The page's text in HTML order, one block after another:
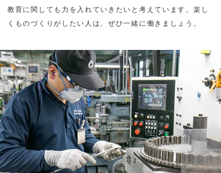
教育に関しても力を入れていきたいと考えています。楽し
くものづくりがしたい人は、ぜひ一緒に働きましょう。